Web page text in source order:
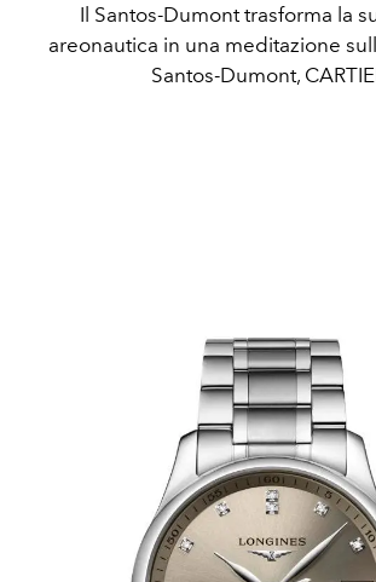
Il Santos-Dumont trasforma la
areonautica in una meditazione
Santos-Dumont,